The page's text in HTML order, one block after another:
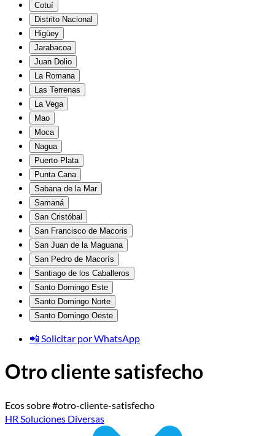
Cotuí
Distrito Nacional
Higüey
Jarabacoa
Juan Dolio
La Romana
Las Terrenas
La Vega
Mao
Moca
Nagua
Puerto Plata
Punta Cana
Sabana de la Mar
Samaná
San Cristóbal
San Francisco de Macoris
San Juan de la Maguana
San Pedro de Macorís
Santiago de los Caballeros
Santo Domingo Este
Santo Domingo Norte
Santo Domingo Oeste
📲 Solicitar por WhatsApp
Otro cliente satisfecho
Ecos sobre #otro-cliente-satisfecho
HR Soluciones Diversas